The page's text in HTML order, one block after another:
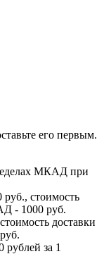
его первым.
МКАД при
руб., стоимость
- 1000 руб.
доставки
рублей за 1